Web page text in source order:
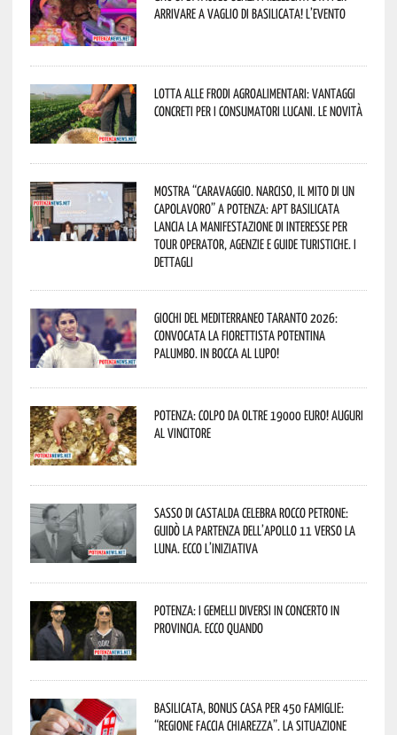
arrivare a Vaglio di Basilicata! L’evento
Lotta alle frodi agroalimentari: vantaggi
concreti per i consumatori lucani. Le novità
Mostra “Caravaggio. Narciso, il mito di un
capolavoro” a Potenza: APT Basilicata
lancia la manifestazione di interesse per
Tour Operator, Agenzie e Guide Turistiche. I
dettagli
Giochi del Mediterraneo Taranto 2026:
convocata la fiorettista potentina
Palumbo. In bocca al lupo!
Potenza: colpo da oltre 19000 Euro! Auguri
al vincitore
Sasso di Castalda celebra Rocco Petrone:
guidò la partenza dell’Apollo 11 verso la
Luna. Ecco l’iniziativa
Potenza: i Gemelli DiVersi in concerto in
provincia. Ecco quando
Basilicata, Bonus casa per 450 famiglie:
“Regione faccia chiarezza”. La situazione